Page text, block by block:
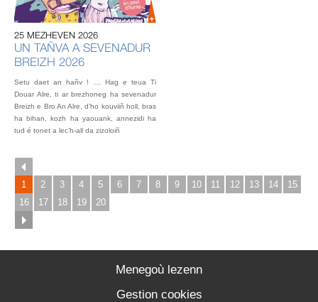
25 MEZHEVEN 2026
UN TAÑVA A SEVENADUR
BREIZH 2026
Setu daet an hañv ! … Hag e teua Ti
Douar Alre, ti ar brezhoneg ha sevenadur
Breizh e Bro An Alre, d’ho kouviiñ holl, bras
ha bihan, kozh ha yaouank, annezidi ha
tud é tonet a lec’h-all da zizoloiñ
1 2 3 4 5 6 7 8 9 10 11 12 13 14
15
16
17 18 19 20
Menegoù lezenn
Gestion cookies